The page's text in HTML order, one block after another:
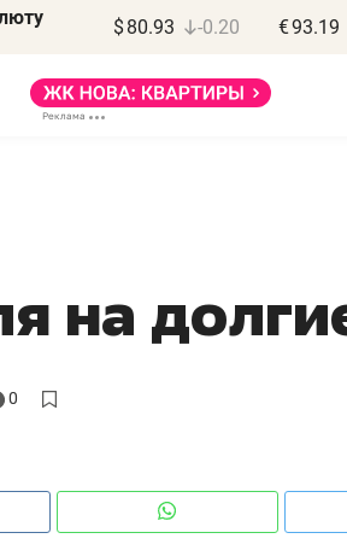
$ 80.93 -0.20 €93.19
на
0
Василь Мазитов
МАРТ
зная местных
бизнесу выйти на зарубежные